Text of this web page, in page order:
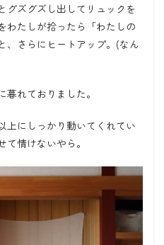
グズグズし出してリュックを
わたしが拾ったら「わたしの
、さらにヒートアップ。(なん
れておりました。
上にしっかり動いてくれてい
情けないやら。